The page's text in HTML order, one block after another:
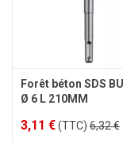
Forêt béton SDS
Ø 6 L 210MM
3,11 €(TTC) 6,32 €